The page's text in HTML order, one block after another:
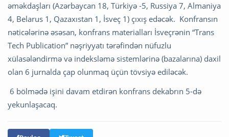
əməkdaşları (Azərbaycan 18, Türkiyə -5, Russiya 7, Almaniya
4, Belarus 1, Qazaxıstan 1, İsveç 1) çıxış edəcək. Konfransın
nəticələrinə əsəsan, konfrans materialları İsveçrənin “Trans
Tech Publication” nəşriyyatı tərəfindən nüfuzlu
xülasələndirmə və indeksləmə sistemlərinə (bazalarına) daxil
olan 6 jurnalda çap olunmaq üçün tövsiyə ediləcək.
6 bölmədə işini davam etdirən konfrans dekabrın 5-də
yekunlaşacaq.